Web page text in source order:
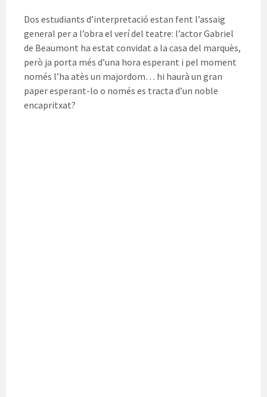
Dos estudiants d’interpretació estan fent l’assaig
general per a l’obra el verí del teatre: l’actor Gabriel
de Beaumont ha estat convidat a la casa del marquès,
però ja porta més d’una hora esperant i pel moment
només l’ha atès un majordom… hi haurà un gran
paper esperant-lo o només es tracta d’un noble
encapritxat?